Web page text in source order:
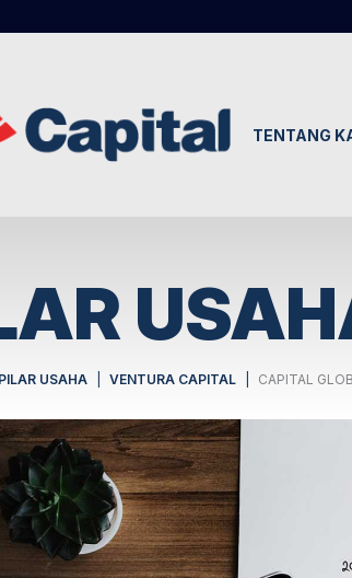
TENTANG
PILAR USAHA VENTURA CAPITAL CAPITAL